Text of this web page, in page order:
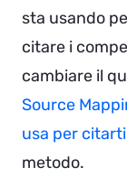
sta usando
citare i
cambiare il
Source
usa per
metodo.